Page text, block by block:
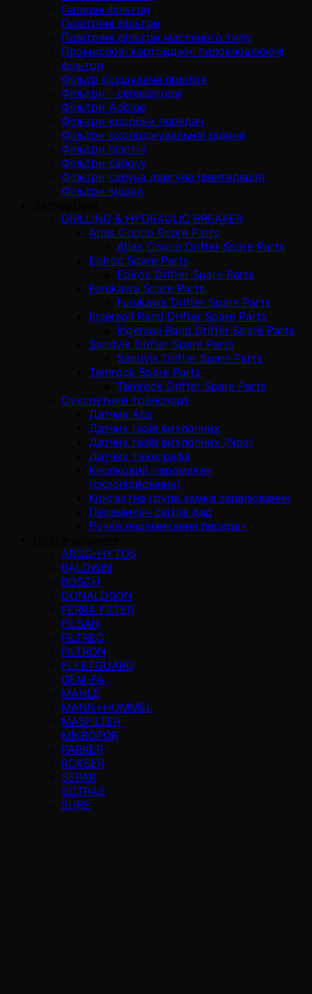
Паливні фільтри
Повітряні фільтри
Повітряні фільтри масляного типу
Промислові картриджні пиловловлюючі
фільтри
Фільтр осушувача повітря
Фільтри - сепаратори
Фільтри Adblue
Фільтри коробки передач
Фільтри охолоджувальної рідини
Фільтри пілотні
Фільтри салону
Фільтри сапуна двигуна (вентиляція)
Фільтри-мішки
DRILLING & HYDRAULIC BREAKER
Atlas Copco Spare Parts
Atlas Copco Drifter Spare Parts
Epiroc Spare Parts
Epiroc Drifter Spare Parts
Furukawa Spare Parts
Furukawa Drifter Spare Parts
İngersoll Rand Drifter Spare Parts
İngersoll Rand Drifter Spare Parts
Sandvik Drifter Spare Parts
Sandvik Drifter Spare Parts
Tamrock Spare Parts
Tamrock Drifter Spare Parts
Сухопутний транспорт
Датчик Abs
Датчик газів вихлопних
Датчик газів вихлопних (Nox)
Датчик тахографа
Кнопковий перемикач
(склопідйомник)
Контактна група замка запалювання
Перемикач світла фар
Ручки перемикання передач
ARGO-HYTOS
BALDWIN
BOSCH
DONALDSON
FERRA FILTER
FİLSAN
FILTREC
FILTRON
FLEETGUARD
GEM-FA
MAHLE
MANN+HUMMEL
MASFİLTER
MİKROPOR
PARKER
ROKSER
SEPAR
SOTRAS
SURE